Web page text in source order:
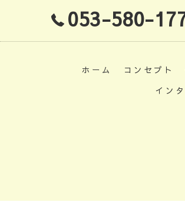
053-580-
ホーム コンセプト
イン